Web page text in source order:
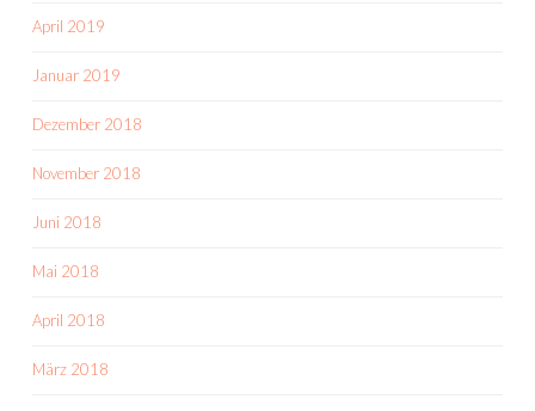
April 2019
Januar 2019
Dezember 2018
November 2018
Juni 2018
Mai 2018
April 2018
März 2018